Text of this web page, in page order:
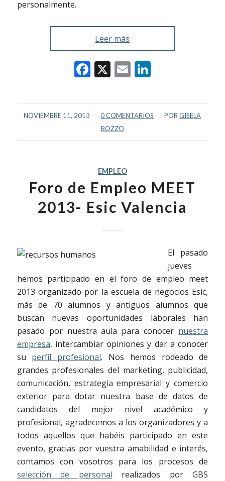
personalmente.
Leer más
Facebook
X EmailLinkedIn
NOVIEMBRE 11, 2013
/ 0 COMENTARIOS
/ PORGISELA
BOZZO
EMPLEO
Foro de Empleo MEET
2013- Esic Valencia
El pasado
jueves
hemos participado en el foro de empleo meet
2013 organizado por la escuela de negocios Esic,
más de 70 alumnos y antiguos alumnos que
buscan nuevas oportunidades laborales han
pasado por nuestra aula para conocer nuestra
empresa, intercambiar opiniones y dar a conocer
su perfil profesional. Nos hemos rodeado de
grandes profesionales del marketing, publicidad,
comunicación, estrategia empresarial y comercio
exterior para dotar nuestra base de datos de
candidatos del mejor nivel académico y
profesional, agradecemos a los organizadores y a
todos aquellos que habéis participado en este
evento, gracias por vuestra amabilidad e interés,
contamos con vosotros para los procesos de
selección de personal realizados por GBS